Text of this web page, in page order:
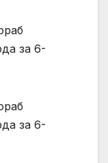
за 6-
за 6-